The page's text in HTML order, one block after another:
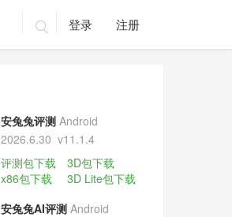
 登录 注册
安兔兔评测 Android
2026.6.30 v11.1.4
评测包下载
3D包下载
x86包下载
3D Lite包下载
安兔兔AI评测 Android